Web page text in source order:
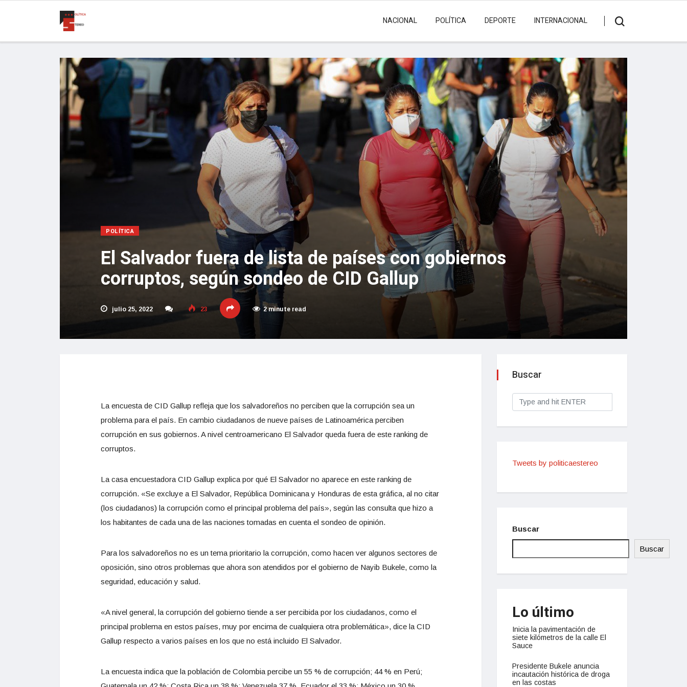
NACIONAL POLÍTICA DEPORTE INTERNACIONAL
POLÍTICA
El Salvador fuera de lista de países con gobiernos
corruptos, según sondeo de CID Gallup
julio 25, 2022 23 2 minute read
La encuesta de CID Gallup refleja que los salvadoreños no perciben que la corrupción sea un
problema para el país. En cambio ciudadanos de nueve países de Latinoamérica perciben
corrupción en sus gobiernos. A nivel centroamericano El Salvador queda fuera de este ranking de
corruptos.
La casa encuestadora CID Gallup explica por qué El Salvador no aparece en este ranking de
corrupción. «Se excluye a El Salvador, República Dominicana y Honduras de esta gráfica, al no citar
(los ciudadanos) la corrupción como el principal problema del país», según las consulta que hizo a
los habitantes de cada una de las naciones tomadas en cuenta el sondeo de opinión.
Para los salvadoreños no es un tema prioritario la corrupción, como hacen ver algunos sectores de
oposición, sino otros problemas que ahora son atendidos por el gobierno de Nayib Bukele, como la
seguridad, educación y salud.
«A nivel general, la corrupción del gobierno tiende a ser percibida por los ciudadanos, como el
principal problema en estos países, muy por encima de cualquiera otra problemática», dice la CID
Gallup respecto a varios países en los que no está incluido El Salvador.
La encuesta indica que la población de Colombia percibe un 55 % de corrupción; 44 % en Perú;
Buscar
Tweets by politicaestereo
Buscar
Buscar
Lo último
Inicia la pavimentación de
siete kilómetros de la calle El
Sauce
Presidente Bukele anuncia
incautación histórica de droga
en las costas